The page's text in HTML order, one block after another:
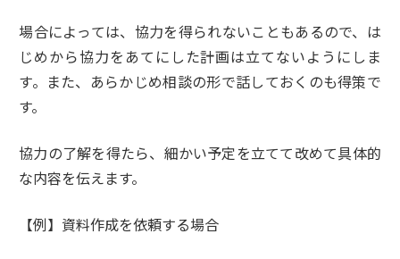
場合によっては、協力を得られないこともあるので、は
じめから協力をあてにした計画は立てないようにしま
す。また、あらかじめ相談の形で話しておくのも得策で
す。
協力の了解を得たら、細かい予定を立てて改めて具体的
な内容を伝えます。
【例】資料作成を依頼する場合